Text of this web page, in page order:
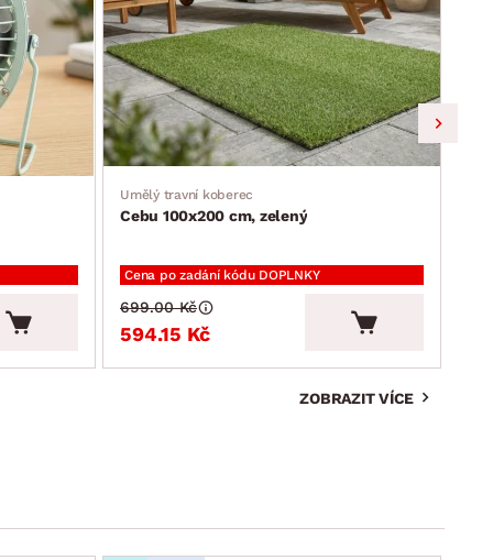
Umělý travní koberec
Cebu 100x200 cm, zelený
Cena po zadání kódu DOPLNKY
594.15 Kč
699.00 Kč
ZOBRAZIT VÍCE